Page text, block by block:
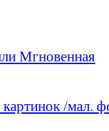
Мгновенная
картинок /мал.